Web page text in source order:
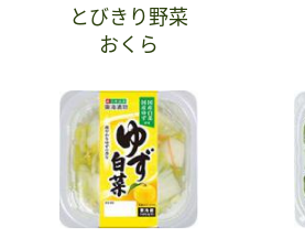
とびきり野菜
おくら